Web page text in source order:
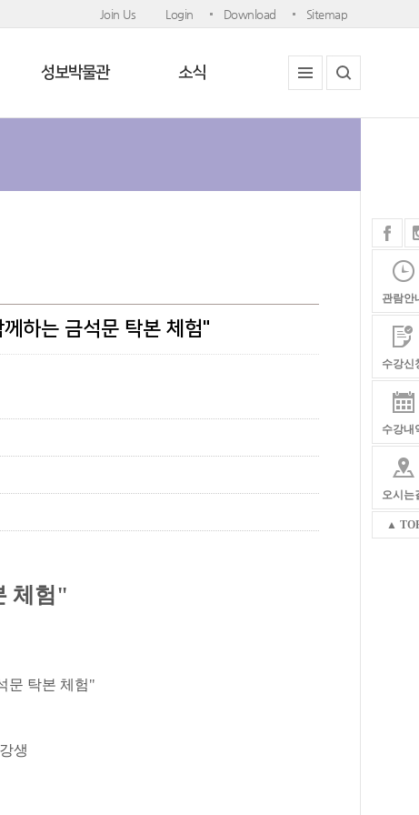
Join Us Login Download Sitemap
성보박물관 소식
하는 금석문 탁본 체험"
체험"
문 탁본 체험"
생
관람안
수강신
수강내
오시는
▲